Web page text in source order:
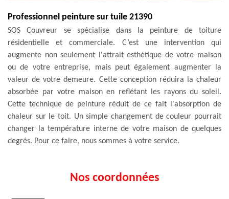
Professionnel peinture sur tuile 21390
SOS Couvreur se spécialise dans la peinture de toiture
résidentielle et commerciale. C’est une intervention qui
augmente non seulement l'attrait esthétique de votre maison
ou de votre entreprise, mais peut également augmenter la
valeur de votre demeure. Cette conception réduira la chaleur
absorbée par votre maison en reflétant les rayons du soleil.
Cette technique de peinture réduit de ce fait l'absorption de
chaleur sur le toit. Un simple changement de couleur pourrait
changer la température interne de votre maison de quelques
degrés. Pour ce faire, nous sommes à votre service.
Nos coordonnées